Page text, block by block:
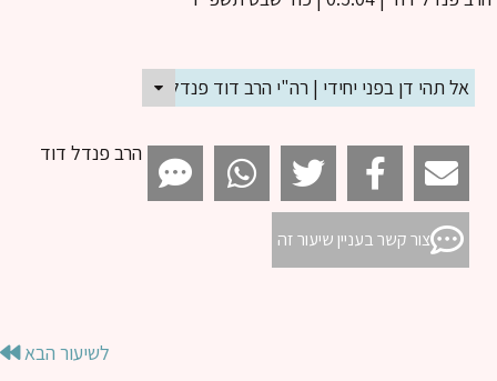
אל תהי דן בפני יחידי | רה"י הרב דוד פנדל | פרקי אבות
הרב פנדל דוד
צור קשר בעניין שיעור זה
לשיעור הבא